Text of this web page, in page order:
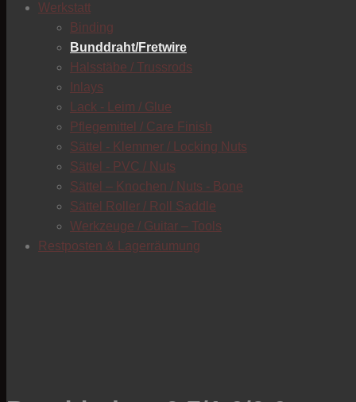
Werkstatt
Binding
Bunddraht/Fretwire
Halsstäbe / Trussrods
Inlays
Lack - Leim / Glue
Pflegemittel / Care Finish
Sättel - Klemmer / Locking Nuts
Sättel - PVC / Nuts
Sättel – Knochen / Nuts - Bone
Sättel Roller / Roll Saddle
Werkzeuge / Guitar – Tools
Restposten & Lagerräumung